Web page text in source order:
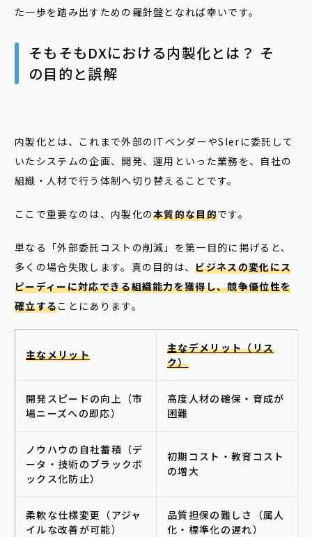
た一歩を踏み出すための羅針盤となれば幸いです。
そもそもDXにおける内製化とは？ そ
の目的と誤解
内製化とは、これまで外部のITベンダーやSIerに委託して
いたシステムの企画、開発、運用といった業務を、自社の
組織・人材で行う体制へ切り替えることです。
ここで重要なのは、内製化の本質的な目的です。
単なる「外部委託コストの削減」を第一目的に掲げると、
多くの場合失敗します。真の目的は、ビジネスの変化にス
ピーディーに対応できる組織能力を獲得し、競争優位性を
確立することにあります。
主なメリット
主なデメリット（リス
ク）
開発スピードの向上（市
場ニーズへの即応）
高度人材の確保・育成が
困難
ノウハウの自社蓄積（デ
ータ・技術のブラックボ
ックス化防止）
初期コスト・教育コスト
の増大
柔軟な仕様変更（アジャ
イルな改善が可能）
品質担保の難しさ（属人
化・標準化の遅れ）